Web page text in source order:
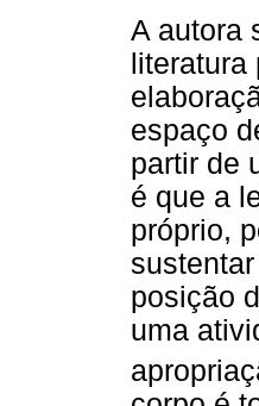
A autora
literatura
espaço
partir de
é que a
próprio,
posição
uma